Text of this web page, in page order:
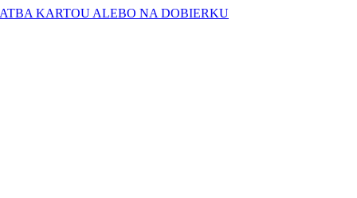
KARTOU ALEBO NA DOBIERKU